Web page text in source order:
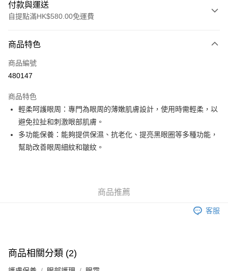
付款與運送
自提點滿HK$580.00免運費
信用卡
Apple Pay
AlipayHK
PayMe
WeChat Pay
銀行匯款 請將存款存到以下銀行帳戶，並於存款單據寫上訂單編號後電郵至
eshop@colourmix-cosmetics.com** **我們不會處理沒有提供存款單據的訂
單。 如果訂購後七個工作天內我們未能收到有關存款，有關訂單將被取消。
付款後順豐站及營業點取貨
商品特色
商品編號
480147
商品特色
輕柔呵護眼周：專門為眼周的薄嫩肌膚設計，使用時需輕柔，以
避免拉扯和刺激眼部肌膚。
多功能保養：能夠提供保濕、抗老化、提亮黑眼圈等多種功能，
幫助改善眼周細紋和皺紋。
商品推薦
客服
商品相關分類 (2)